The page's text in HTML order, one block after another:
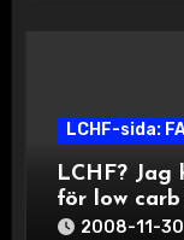
LCHF-sida:
LCHF? Jag
för low
dig den
2008-11-30